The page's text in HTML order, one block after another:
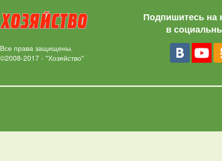
Все права защищены.
©2008-2017 - "Хозяйство"
Подпишитесь на
в